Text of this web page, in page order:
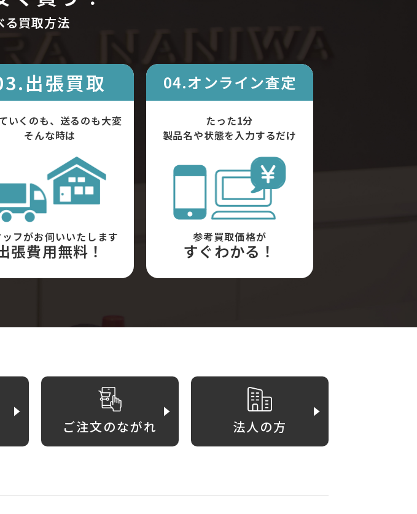
る買取方法
出張買取
いくのも、送るのも大変
そんな時は
フがお伺いいたします
張費用無料！
04.オンライン査定
たった1分
製品名や状態を入力するだけ
参考買取価格が
すぐわかる！
ご注文のながれ 法人の方